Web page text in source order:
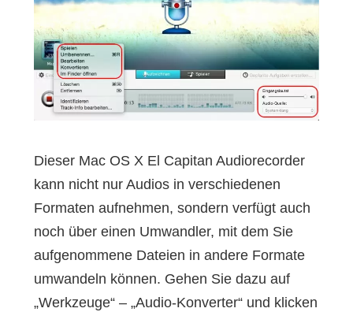
Dieser Mac OS X El Capitan Audiorecorder
kann nicht nur Audios in verschiedenen
Formaten aufnehmen, sondern verfügt auch
noch über einen Umwandler, mit dem Sie
aufgenommene Dateien in andere Formate
umwandeln können. Gehen Sie dazu auf
„Werkzeuge“ – „Audio-Konverter“ und klicken